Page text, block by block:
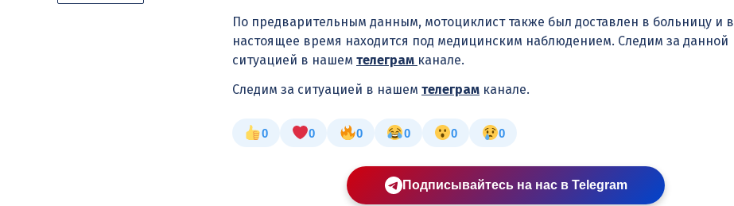
По предварительным данным, мотоциклист также был доставлен в больницу и в
настоящее время находится под медицинским наблюдением. Следим за данной
ситуацией в нашем телеграм канале.
Следим за ситуацией в нашем телеграм канале.
0 0 0 0 0 0
Подписывайтесь на нас в Telegram